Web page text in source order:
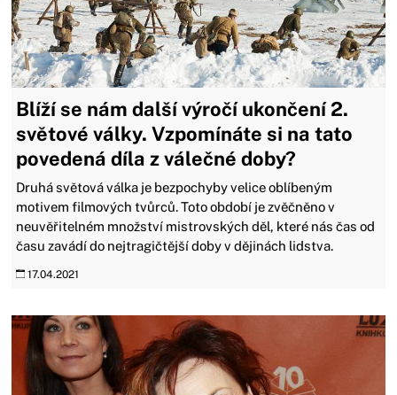
Blíží se nám další výročí ukončení 2.
světové války. Vzpomínáte si na tato
povedená díla z válečné doby?
Druhá světová válka je bezpochyby velice oblíbeným
motivem filmových tvůrců. Toto období je zvěčněno v
neuvěřitelném množství mistrovských děl, které nás čas od
času zavádí do nejtragičtější doby v dějinách lidstva.
17.04.2021